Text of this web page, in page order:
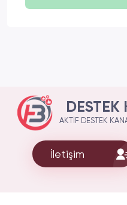
AKTIF DESTEK
İletişim